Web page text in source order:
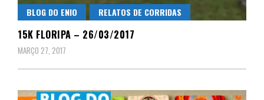
BLOG DO ENIO RELATOS DE CORRIDAS
15K FLORIPA – 26/03/2017
MARÇO 27, 2017